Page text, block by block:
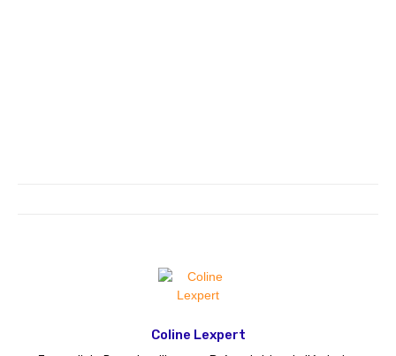
Coline Lexpert